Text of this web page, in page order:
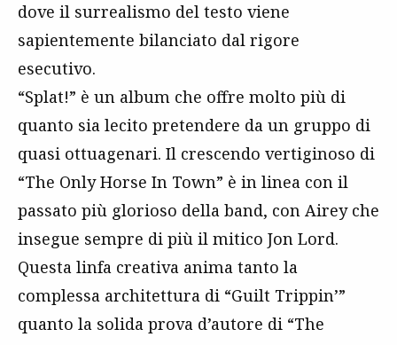
dove il surrealismo del testo viene
sapientemente bilanciato dal rigore
esecutivo.
“Splat!” è un album che offre molto più di
quanto sia lecito pretendere da un gruppo di
quasi ottuagenari. Il crescendo vertiginoso di
“The Only Horse In Town” è in linea con il
passato più glorioso della band, con Airey che
insegue sempre di più il mitico Jon Lord.
Questa linfa creativa anima tanto la
complessa architettura di “Guilt Trippin’”
quanto la solida prova d’autore di “The